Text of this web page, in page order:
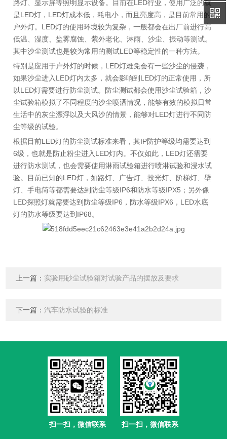
路灯、显示屏等照明显示设备。目前在LED行业，使用广泛的就
是LED灯，LED灯成本低，耗电小，而且亮度高，是目前常用的
户外灯。LED灯的使用环境较为复杂，一般都会在出厂前进行高
低温、湿度、盐雾腐蚀、紫外老化、淋雨、沙尘、振动等测试。
其中沙尘测试也是较为常用的测试LED等稳定性的一种方法。
特别是应用于户外灯的时候，LED灯难免会有一些沙尘的侵袭，
如果沙尘进入LED灯内太多，就会影响到LED灯的正常使用，所
以LED灯需要进行防尘测试。防尘测试都会使用沙尘试验箱，沙
尘试验箱模拟了不同程度的沙尘喷洒情况，能够有效的模拟日常
生活中的灰尘漂浮以及大风沙的情景，能够对LED灯进行不同防
尘等级的试验。
根据目前LED灯的防尘测试标准来看，其IP防护等级均需要达到
6级，也就是防止粉尘进入LED灯内。不仅如此，LED灯还需要
进行防水测试，也会需要使用淋雨试验箱进行喷淋试验和浸水试
验。目前已知的LED灯，如路灯、广告灯、投光灯、阶梯灯、壁
灯、手电筒等都需要达到防尘等级IP6和防水等级IPX5；另外像
LED探照灯就需要达到防尘等级IP6，防水等级IPX6，LED水底
灯的防水等级要达到IP68。
上一篇： 实验用砂尘试验箱对试验产品的摆放及要求
下一篇：汽车防水试验的标准
扫一扫，微信联系 扫一扫，微信联系